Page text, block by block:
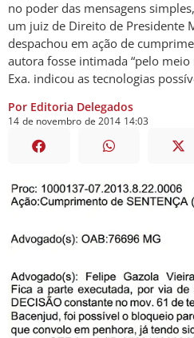
no poder das mensagens
um juiz de Direito de Presidente
despachou em ação de
autora fosse intimada “pelo meio
Exa. indicou as tecnologias
Por Editoria Delegados
14 de novembro de 2014 14:03